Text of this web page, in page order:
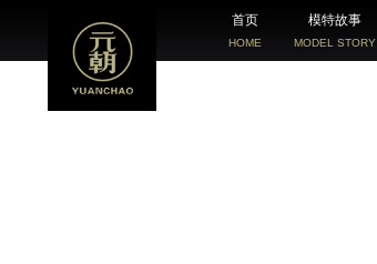
首页
HOME
模特故事
MODEL STORY